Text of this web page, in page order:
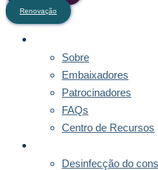
Renovação
Sobre
Embaixadores
Patrocinadores
FAQs
Centro de Recursos
Desinfecção do